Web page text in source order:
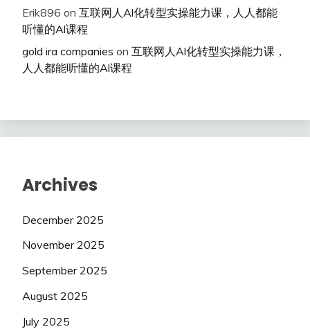
Erik896 on 互联网人Al化转型实操能力课，人人都能
听懂的Al课程
gold ira companies on 互联网人Al化转型实操能力课，
人人都能听懂的Al课程
Archives
December 2025
November 2025
September 2025
August 2025
July 2025